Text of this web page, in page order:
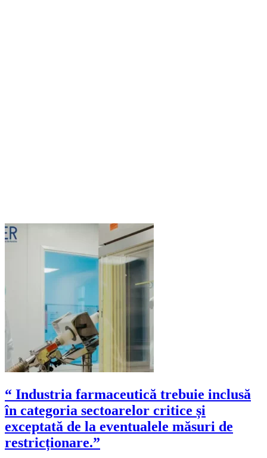
“ Industria farmaceutică trebuie inclusă
în categoria sectoarelor critice și
exceptată de la eventualele măsuri de
restricționare.”